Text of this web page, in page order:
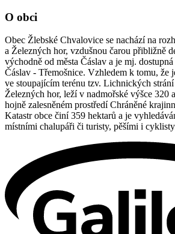
O obci
Obec Žlebské Chvalovice se nachází na
a Železných hor, vzdušnou čarou přibližně
východně od města Čáslav a je mj.
Čáslav - Třemošnice. Vzhledem k tomu, že
ve stoupajícím terénu tzv. Lichnických
Železných hor, leží v nadmořské výšce 320
hojně zalesněném prostředí Chráněné
Katastr obce činí 359 hektarů a je
místními chalupáři či turisty, pěšími i